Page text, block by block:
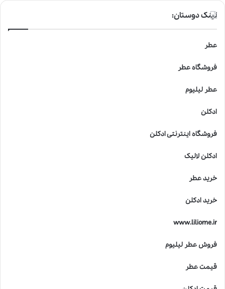
لینک دوستان:
عطر
فروشگاه عطر
عطر لیلیوم
ادکلن
فروشگاه اینترنتی ادکلن
ادکلن لالیک
خرید عطر
خرید ادکلن
www.liliome.ir
فروش عطر لیلیوم
قیمت عطر